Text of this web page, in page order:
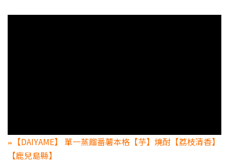
⏩
【DAIYAME】 單一蒸餾番薯本格【芋】燒酎【荔枝清香】
【鹿兒島縣】